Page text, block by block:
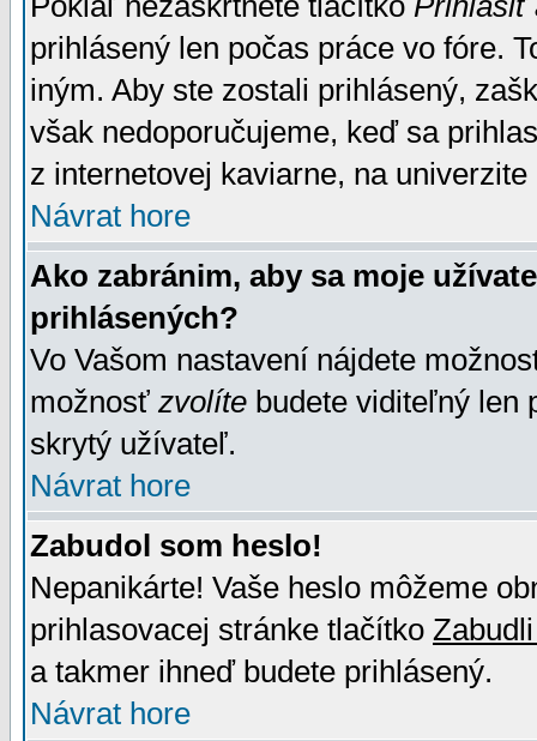
prihlásený len počas práce vo fóre.
iným. Aby ste zostali prihlásený,
však nedoporučujeme, keď sa
z internetovej kaviarne, na univerzite
Návrat hore
Ako zabránim, aby sa moje
prihlásených?
Vo Vašom nastavení nájdete
možnosť zvolíte budete viditeľný len
skrytý užívateľ.
Návrat hore
Zabudol som heslo!
Nepanikárte! Vaše heslo môžeme
prihlasovacej stránke tlačítko
a takmer ihneď budete prihlásený.
Návrat hore